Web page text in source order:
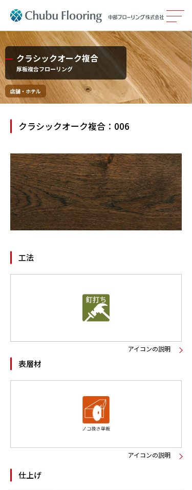
製品情報
カタログ
施工事例
メンテナンス
会社案内
採用情報
サステナビリティ
クラシックオーク複合
厚板複合フローリング
店舗・ホテル
クラシックオーク複合：006
工法
アイコンの説明
表層材
アイコンの説明
仕上げ